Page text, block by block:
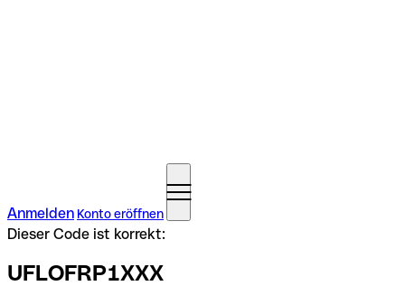
Anmelden Konto eröffnen
Dieser Code ist korrekt:
UFLOFRP1XXX